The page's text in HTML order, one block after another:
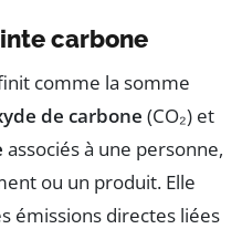
carbone
comme la somme
de carbone (CO₂) et
associés à une personne,
ou un produit. Elle
émissions directes liées